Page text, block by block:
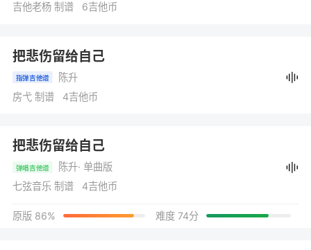
吉他老杨 制谱 6吉他币
把悲伤留给自己
指弹吉他谱
陈升
房弋 制谱 4吉他币
把悲伤留给自己
弹唱吉他谱 陈升· 单曲版
七弦音乐 制谱 4吉他币
原版 86% 难度 74分